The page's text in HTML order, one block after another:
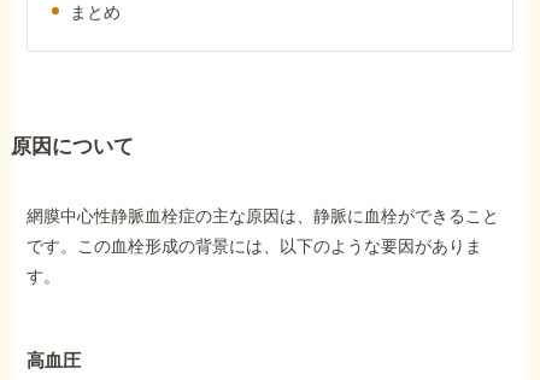
当事務所に
まとめ
原因について
網膜中心性静脈血栓症の主な原因は、静脈に血栓ができること
です。この血栓形成の背景には、以下のような要因がありま
す。
高血圧